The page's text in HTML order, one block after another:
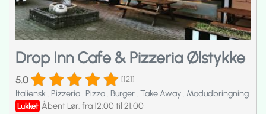
Drop Inn Cafe & Pizzeria Ølstykke
5.0 [[2]]
Italiensk Pizzeria Pizza Burger Take Away Madudbringning
Lukket Åbent Lør. fra 12:00 til 21:00